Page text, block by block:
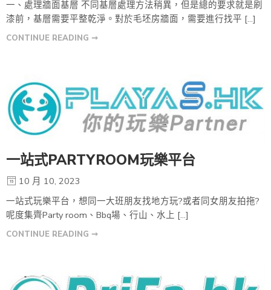
一、處理牆面基層 不同基層處理方法稍異，但是總的要求就是刷
漆前，基層需要平整乾淨。對於毛坯房牆面，需要進行找平 […]
CONTINUE READING ➞
一站式PARTYROOM玩樂平台
10 月 10, 2023
一站式玩樂平台，想同一大班朋友找地方玩?或者同女朋友拍拖?
呢度集齊Party room、Bbq場、行山、水上 […]
CONTINUE READING ➞